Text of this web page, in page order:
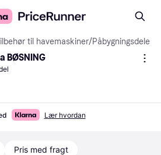
til havemaskiner/Påbygningsdele
BØSNING
Lær hvordan
Pris med fragt